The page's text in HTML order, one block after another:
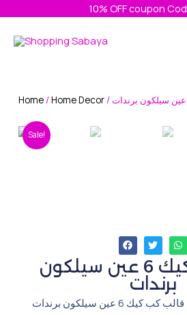
content
10% OFF coupon
قالب كب كيك 6 عين سيلكون
برندات
قالب كب كيك 6 عين سيلكون برندات
Home/Home Decor
Sale!